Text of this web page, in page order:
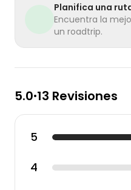
Planifica una
Encuentra la
un roadtrip.
5.0•13 Revisiones
5
4